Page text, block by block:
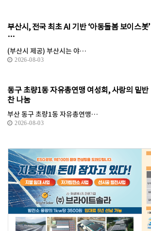
부산시, 전국 최초 AI 기반 ‘아동돌봄 보이스봇’
…
(부산시 제공) 부산시는 야…
2026-08-03
동구 초량1동 자유총연맹 여성회, 사랑의 밑반
찬 나눔
부산 동구 초량1동 자유총연맹…
2026-08-03